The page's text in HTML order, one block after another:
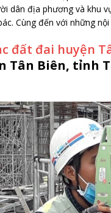
dân địa phương và khu
Cùng đến với những
đất đai huyện
Tân Biên, tỉnh